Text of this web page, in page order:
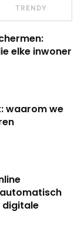
TRENDY
elke inwoner
waarom we
digitale